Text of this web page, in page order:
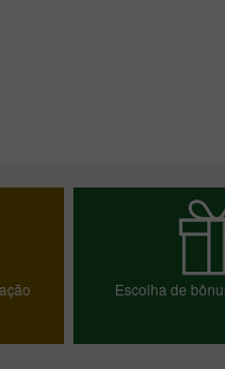
Escolha de